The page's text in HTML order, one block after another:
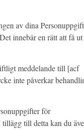
av dina
innebär en rätt att få
meddelande till [acf
inte påverkar
för
till detta kan du